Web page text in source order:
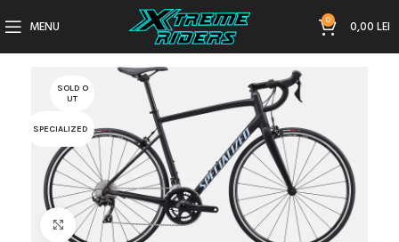
MENU 0 0,00LEI
SOLD O
UT
SPECIALIZED
Click to enlarge